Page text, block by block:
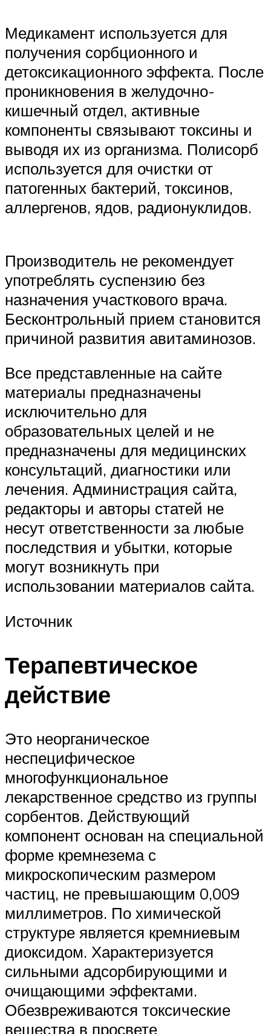
Медикамент используется для
получения сорбционного и
детоксикационного эффекта. После
проникновения в желудочно-
кишечный отдел, активные
компоненты связывают токсины и
выводя их из организма. Полисорб
используется для очистки от
патогенных бактерий, токсинов,
аллергенов, ядов, радионуклидов.
Производитель не рекомендует
употреблять суспензию без
назначения участкового врача.
Бесконтрольный прием становится
причиной развития авитаминозов.
Все представленные на сайте
материалы предназначены
исключительно для
образовательных целей и не
предназначены для медицинских
консультаций, диагностики или
лечения. Администрация сайта,
редакторы и авторы статей не
несут ответственности за любые
последствия и убытки, которые
могут возникнуть при
использовании материалов сайта.
Источник
Терапевтическое
действие
Это неорганическое
неспецифическое
многофункциональное
лекарственное средство из группы
сорбентов. Действующий
компонент основан на специальной
форме кремнезема с
микроскопическим размером
частиц, не превышающим 0,009
миллиметров. По химической
структуре является кремниевым
диоксидом. Характеризуется
сильными адсорбирующими и
очищающими эффектами.
Обезвреживаются токсические
вещества в просвете